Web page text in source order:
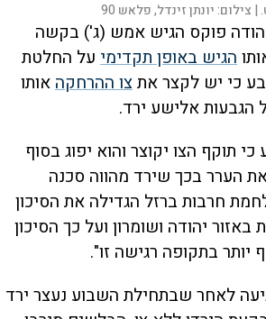
| צילום:יונתן זינדל, פלאש 90
פוקס הגיש אמש (ג') בקשה
הגיש באופן תקדימי על החלטת
כי יש לקצר אתצו ההרחקהאותו
הגבעות אלישע ירד.
תוקף הצו יקוצר והוא יפוג בסוף
הערר בכך שירד מהווה סכנה
חרבות ברזל הגדילה את הסיכון
יהודה ושומרון ועל כך הסיכון
בתקופה רגישה זו".
לאחר שבתחילת השבוע נעצר ירד